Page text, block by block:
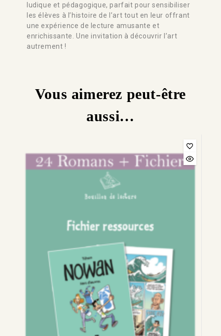
ludique et pédagogique, parfait pour sensibiliser
les élèves à l’histoire de l’art tout en leur offrant
une expérience de lecture amusante et
enrichissante. Une invitation à découvrir l’art
autrement !
Vous aimerez peut-être
aussi…